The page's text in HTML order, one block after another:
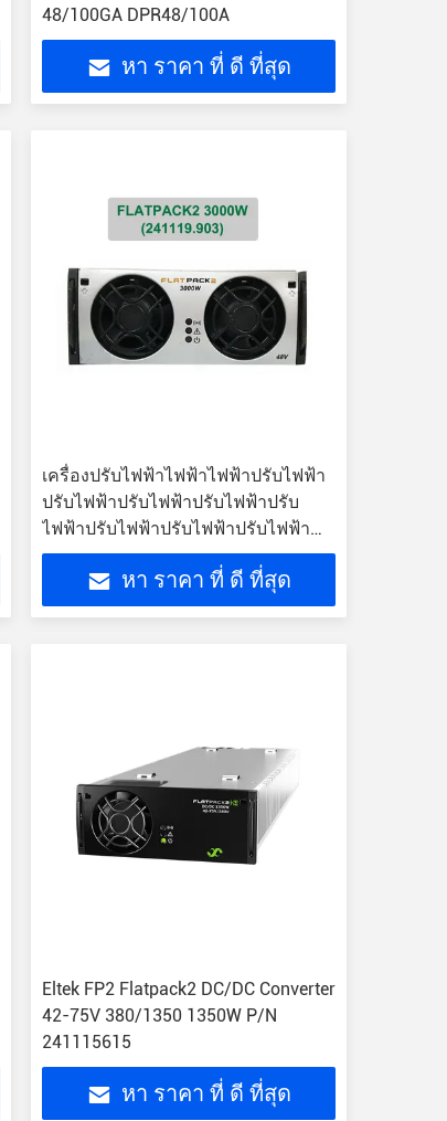
48/100GA DPR48/100A
หา ราคา ที่ ดี ที่สุด
เครื่องปรับไฟฟ้าไฟฟ้าไฟฟ้าปรับไฟฟ้า
ปรับไฟฟ้าปรับไฟฟ้าปรับไฟฟ้าปรับ
ไฟฟ้าปรับไฟฟ้าปรับไฟฟ้าปรับไฟฟ้า
ปรับไฟฟ้าปรับไฟฟ้าปรับไฟฟ้าปรับ
ไฟฟ้าปรับไฟฟ้าปรับไฟฟ้าปรับไฟฟ้า
ปรับไฟฟ้าปรับไฟฟ้าปรับไฟฟ้าปรับ
ปรับไฟฟ้าปรับไฟฟ้าปรับไฟฟ้าปรับ
ไฟฟ้าปรับไฟฟ้าปรับไฟฟ้าปรับไฟฟ้า
ปรับไฟฟ้าปรับไฟฟ้าปรับไฟฟ้าปรับ
ไฟฟ้าปรับไฟฟ้าปรับไฟฟ้าปรับไฟฟ้า
หา ราคา ที่ ดี ที่สุด
Eltek FP2 Flatpack2 DC/DC Converter
42-75V 380/1350 1350W P/N
241115615
หา ราคา ที่ ดี ที่สุด